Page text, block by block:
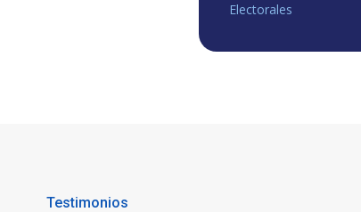
Electorales
Testimonios